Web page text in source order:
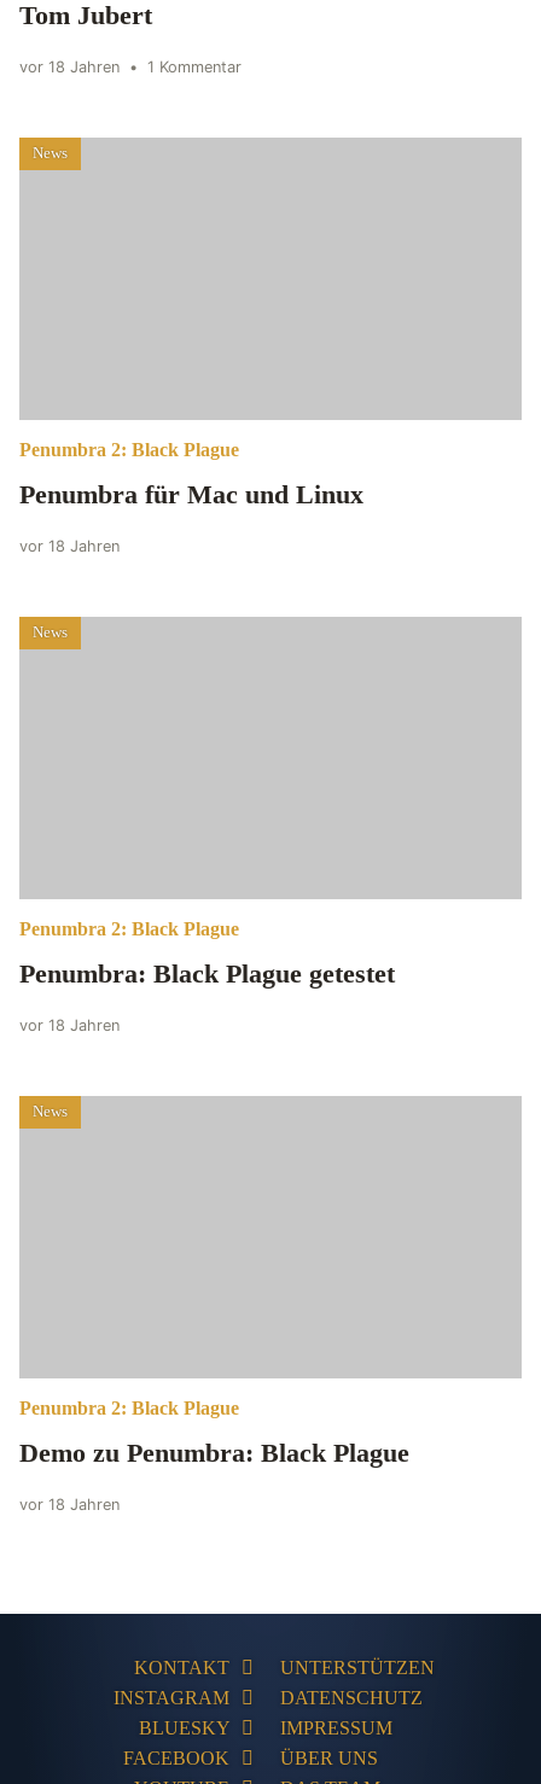
Tom Jubert
vor 18 Jahren • 1 Kommentar
News
Penumbra 2: Black Plague
Penumbra für Mac und Linux
vor 18 Jahren
News
Penumbra 2: Black Plague
Penumbra: Black Plague getestet
vor 18 Jahren
News
Penumbra 2: Black Plague
Demo zu Penumbra: Black Plague
vor 18 Jahren
KONTAKT
INSTAGRAM
BLUESKY
FACEBOOK
UNTERSTÜTZEN
DATENSCHUTZ
IMPRESSUM
ÜBER UNS